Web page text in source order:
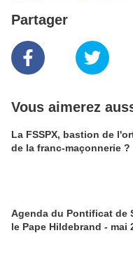
Partager
Vous aimerez
La FSSPX, bastion de
de la franc-maçonnerie ?
Agenda du Pontificat de
le Pape Hildebrand - mai